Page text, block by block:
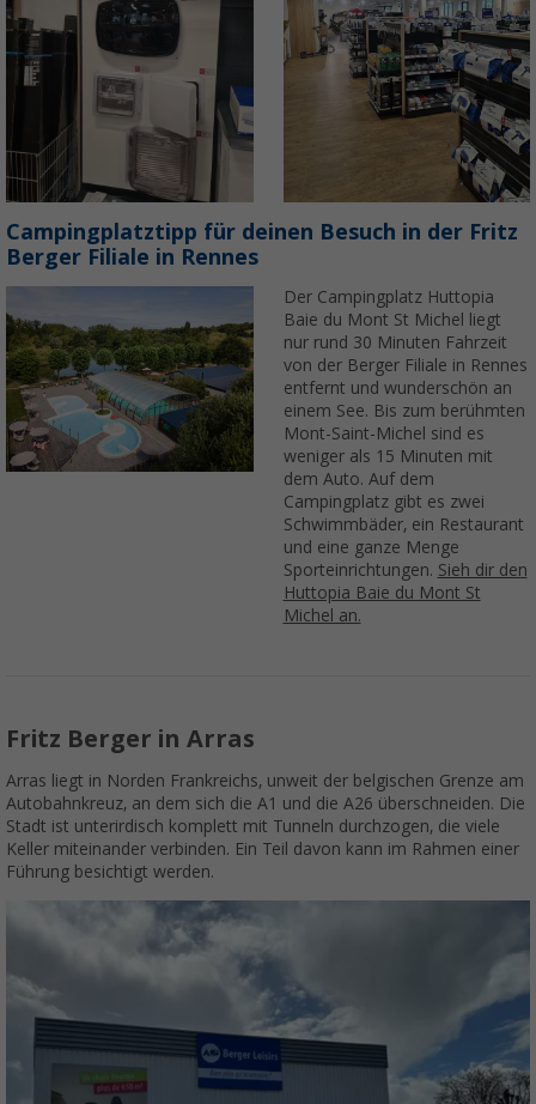
Campingplatztipp für deinen Besuch in der Fritz
Berger Filiale in Rennes
Der Campingplatz Huttopia
Baie du Mont St Michel liegt
nur rund 30 Minuten Fahrzeit
von der Berger Filiale in Rennes
entfernt und wunderschön an
einem See. Bis zum berühmten
Mont-Saint-Michel sind es
weniger als 15 Minuten mit
dem Auto. Auf dem
Campingplatz gibt es zwei
Schwimmbäder, ein Restaurant
und eine ganze Menge
Sporteinrichtungen. Sieh dir den
Huttopia Baie du Mont St
Michel an.
Fritz Berger in Arras
Arras liegt in Norden Frankreichs, unweit der belgischen Grenze am
Autobahnkreuz, an dem sich die A1 und die A26 überschneiden. Die
Stadt ist unterirdisch komplett mit Tunneln durchzogen, die viele
Keller miteinander verbinden. Ein Teil davon kann im Rahmen einer
Führung besichtigt werden.